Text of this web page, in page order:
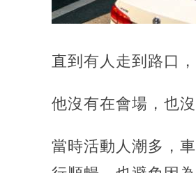
直到有人走到路口，
他沒有在會場，也
當時活動人潮多，